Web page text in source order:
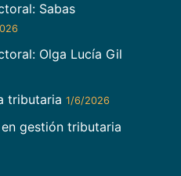
Sabas
Olga Lucía Gil
tributaria 1/6/2026
gestión tributaria